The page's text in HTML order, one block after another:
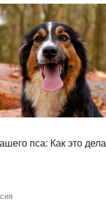
пса: Как это